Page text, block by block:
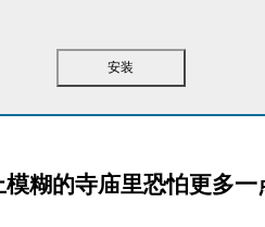
安装
糊的寺庙里恐怕更多一